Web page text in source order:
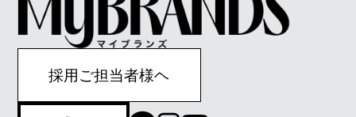
採用ご担当者様ヘ